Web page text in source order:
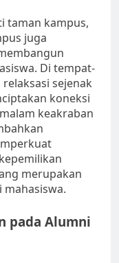
taman kampus,
juga
Di tempat-
sejenak
koneksi
keakraban
merupakan
pada Alumni